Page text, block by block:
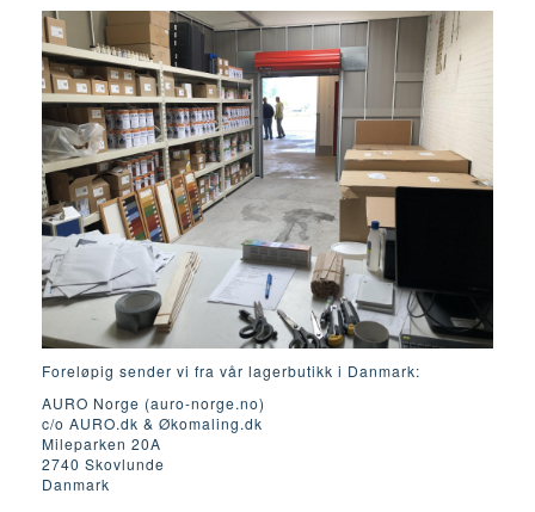
Foreløpig sender vi fra vår lagerbutikk i Danmark:
AURO Norge (auro-norge.no)
c/o AURO.dk & Økomaling.dk
Mileparken 20A
2740 Skovlunde
Danmark